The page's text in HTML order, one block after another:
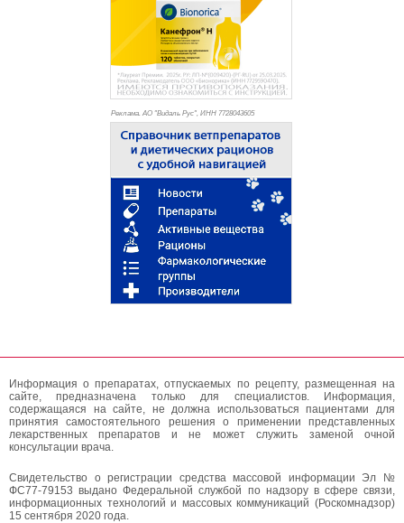
Реклама. АО "Видаль Рус", ИНН 7728043605
Информация о препаратах, отпускаемых по рецепту, размещенная на
сайте, предназначена только для специалистов. Информация,
содержащаяся на сайте, не должна использоваться пациентами для
принятия самостоятельного решения о применении представленных
лекарственных препаратов и не может служить заменой очной
консультации врача.
Свидетельство о регистрации средства массовой информации Эл №
ФС77-79153 выдано Федеральной службой по надзору в сфере связи,
информационных технологий и массовых коммуникаций (Роскомнадзор)
15 сентября 2020 года.